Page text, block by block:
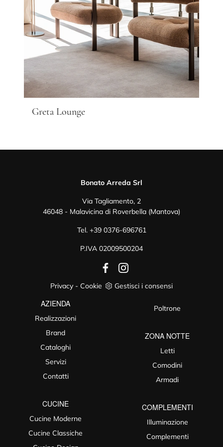
Greta Lounge
Bonato Arreda Srl
Via Tagliamento, 2
46048 - Malavicina di Roverbella (Mantova)
Tel. +39 0376-696761
P.IVA 02009500204
Privacy - Cookie Gestisci i consensi
AZIENDA
Realizzazioni
Brand
Cataloghi
Servizi
Contatti
CUCINE
Cucine Moderne
Cucine Classiche
Poltrone
ZONA NOTTE
Letti
Comodini
Armadi
COMPLEMENTI
Illuminazione
Complementi